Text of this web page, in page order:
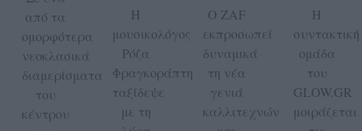
από τα
ομορφότερα
νεοκλασικά
διαμερίσματα
του
κέντρου
Η
μουσικολόγος
Ρόζα
Φραγκοράπτη
ταξίδεψε
με τη
Ο ZAF
εκπροσωπεί
δυναμικά
τη νέα
γενιά
καλλιτεχνών
Η
συντακτική
ομάδα
του
GLOW.GR
μοιράζεται